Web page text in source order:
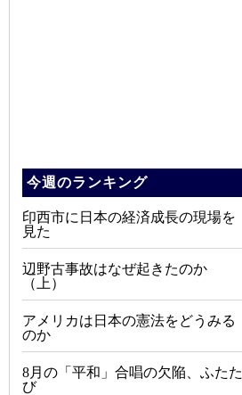
今週のランキング
印西市に日本の経済成長の現場を
見た
辺野古事故はなぜ起きたのか
（上）
アメリカは日本の憲法をどうみる
のか
8月の「平和」合唱の欠陥、ふたた
び